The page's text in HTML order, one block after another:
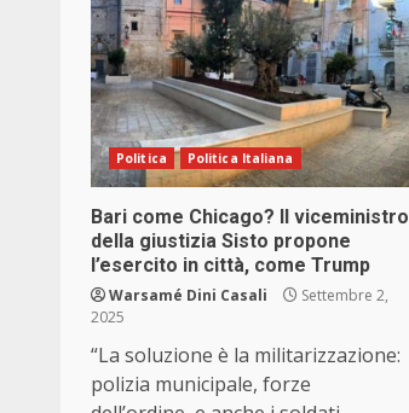
Politica Politica Italiana
Bari come Chicago? Il viceministro
della giustizia Sisto propone
l’esercito in città, come Trump
Warsamé Dini Casali
Settembre 2,
2025
“La soluzione è la militarizzazione:
polizia municipale, forze